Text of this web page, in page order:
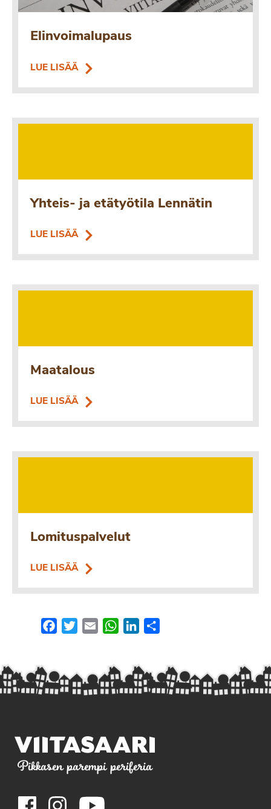
Elinvoimalupaus
LUE LISÄÄ
Yhteis- ja etätyötila Lennätin
LUE LISÄÄ
Maatalous
LUE LISÄÄ
Lomituspalvelut
LUE LISÄÄ
FacebookTwitterEmail WhatsApp
LinkedIn
Pikkasen parempi periferia